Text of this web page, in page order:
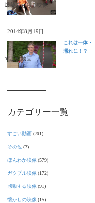
爆笑おもしろ映像
2014年8月19日
すごい動画
これは一体・
濡れに！？
カテゴリー一覧
すごい動画 (791)
その他 (2)
ほんわか映像 (579)
ガクブル映像 (172)
感動する映像 (91)
懐かしの映像 (15)